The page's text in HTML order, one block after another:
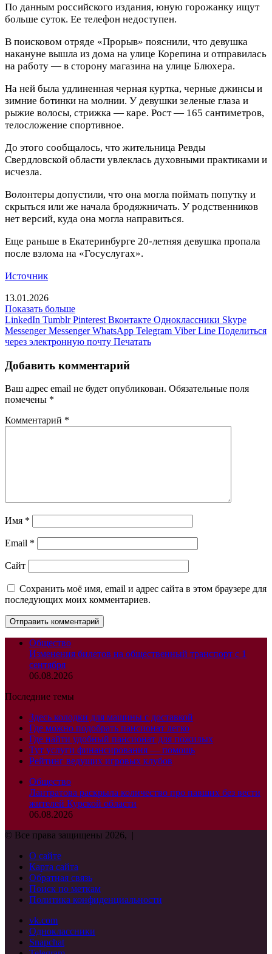
По данным российского издания, юную горожанку ищут
больше суток. Ее телефон недоступен.
В поисковом отряде «Прорыв» пояснили, что девушка
накануне вышла из дома на улице Корепина и отправилась
на работу — в сторону магазина на улице Блюхера.
На ней была удлиненная черная куртка, черные джинсы и
зимние ботинки на молнии. У девушки зеленые глаза и
рыжие волосы, стрижка — каре. Рост — 165 сантиметров,
телосложение спортивное.
До этого сообщалось, что жительница Ревды
Свердловской области увлеклась духовными практиками и
исчезла.
Волонтеры допустили, что она могла поймать попутку и
скрыться или же начала бродяжничать. У родственников
нет версий, куда она могла направиться.
Еще раньше в Екатеринбурге 20-летняя девушка пропала
после взлома на «Госуслугах».
Источник
13.01.2026
Показать больше
LinkedIn Tumblr Pinterest Вконтакте Одноклассники Skype
Messenger Messenger WhatsApp Telegram Viber Line Поделиться
через электронную почту Печатать
Добавить комментарий
Ваш адрес email не будет опубликован. Обязательные поля
помечены *
Комментарий *
Имя *
Email *
Сайт
Сохранить моё имя, email и адрес сайта в этом браузере для
последующих моих комментариев.
Общество
Изменения билетов на общественный транспорт с 1
сентября
06.08.2026
Последние темы
Здесь колодки для машины с доставкой
Где можно подобрать пансионат легко
Где найти удобный пансионат для пожилых
Тут услуги финансирования — помощь
Рейтинг ведущих игровых клубов
Общество
Лантратова раскрыла количество про павших без вести
жителей Курской области
06.08.2026
© Все права защищены 2026, |
О сайте
Карта сайта
Обратная связь
Поиск по меткам
Политика конфиденциальности
vk.com
Одноклассники
Snapchat